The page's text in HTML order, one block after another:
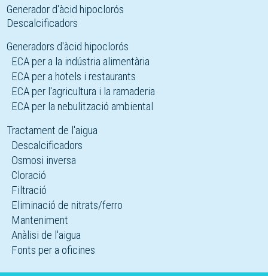
Generador d'àcid hipoclorós
Descalcificadors
Generadors d'àcid hipoclorós
ECA per a la indústria alimentària
ECA per a hotels i restaurants
ECA per l'agricultura i la ramaderia
ECA per la nebulització ambiental
Tractament de l'aigua
Descalcificadors
Osmosi inversa
Cloració
Filtració
Eliminació de nitrats/ferro
Manteniment
Anàlisi de l'aigua
Fonts per a oficines